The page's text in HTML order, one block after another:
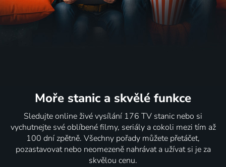
Moře stanic a skvělé funkce
Sledujte online živé vysílání 176 TV stanic nebo si
vychutnejte své oblíbené filmy, seriály a cokoli mezi tím až
100 dní zpětně. Všechny pořady můžete přetáčet,
pozastavovat nebo neomezeně nahrávat a užívat si je za
skvělou cenu.